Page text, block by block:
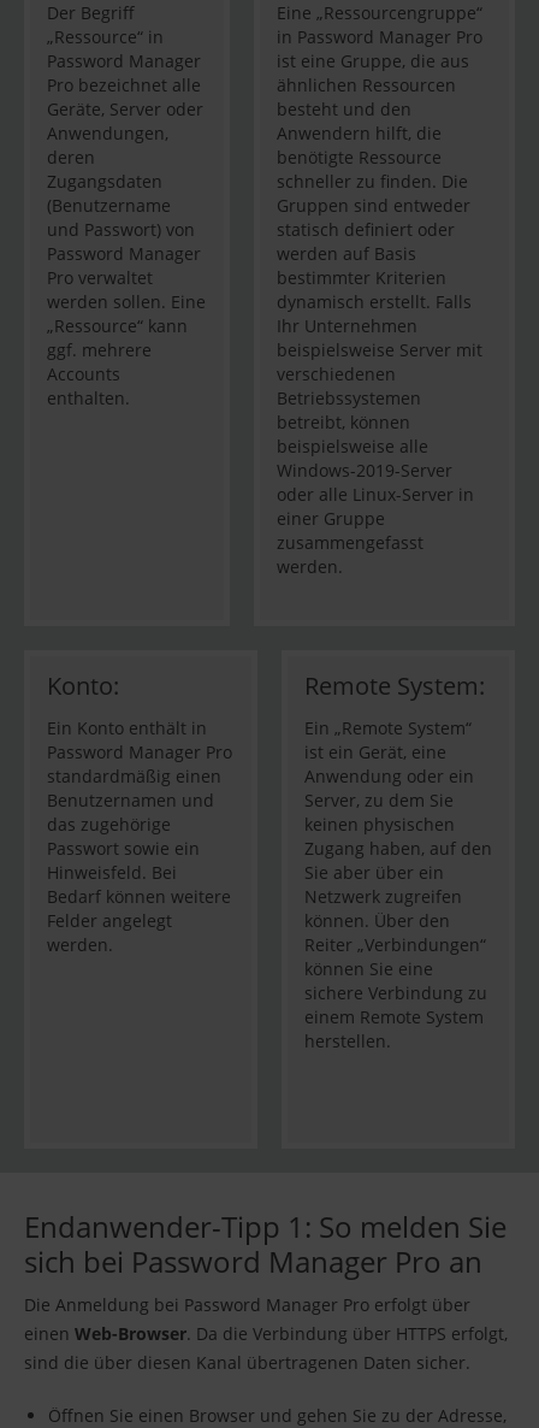
Der Begriff
„Ressource“ in
Password Manager
Pro bezeichnet alle
Geräte, Server oder
Anwendungen,
deren
Zugangsdaten
(Benutzername
und Passwort) von
Password Manager
Pro verwaltet
werden sollen. Eine
„Ressource“ kann
ggf. mehrere
Accounts
enthalten.
Eine „Ressourcengruppe“
in Password Manager Pro
ist eine Gruppe, die aus
ähnlichen Ressourcen
besteht und den
Anwendern hilft, die
benötigte Ressource
schneller zu finden. Die
Gruppen sind entweder
statisch definiert oder
werden auf Basis
bestimmter Kriterien
dynamisch erstellt. Falls
Ihr Unternehmen
beispielsweise Server mit
verschiedenen
Betriebssystemen
betreibt, können
beispielsweise alle
Windows-2019-Server
oder alle Linux-Server in
einer Gruppe
zusammengefasst
werden.
Konto:
Ein Konto enthält in
Password Manager Pro
standardmäßig einen
Benutzernamen und
das zugehörige
Passwort sowie ein
Hinweisfeld. Bei
Bedarf können weitere
Felder angelegt
werden.
Remote System:
Ein „Remote System“
ist ein Gerät, eine
Anwendung oder ein
Server, zu dem Sie
keinen physischen
Zugang haben, auf den
Sie aber über ein
Netzwerk zugreifen
können. Über den
Reiter „Verbindungen“
können Sie eine
sichere Verbindung zu
einem Remote System
herstellen.
Endanwender-Tipp 1: So melden Sie
sich bei Password Manager Pro an
Die Anmeldung bei Password Manager Pro erfolgt über
einen Web-Browser. Da die Verbindung über HTTPS erfolgt,
sind die über diesen Kanal übertragenen Daten sicher.
Öffnen Sie einen Browser und gehen Sie zu der Adresse,